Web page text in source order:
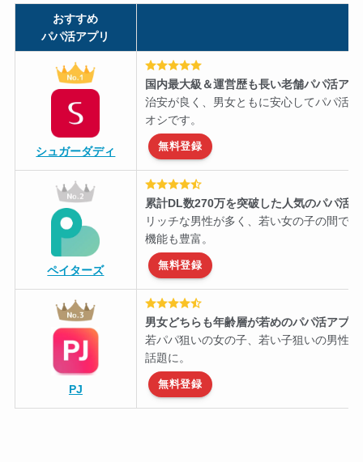
おすすめ
パパ活アプリ
シュガーダディ
国内最大級＆運営歴も長い老舗パパ活ア
治安が良く、男女ともに安心してパパ活
オシです。
無料登録
ペイターズ
累計DL数270万を突破した人気のパパ活
リッチな男性が多く、若い女の子の間で
機能も豊富。
無料登録
PJ
男女どちらも年齢層が若めのパパ活アプリ
若パパ狙いの女の子、若い子狙いの男性
話題に。
無料登録